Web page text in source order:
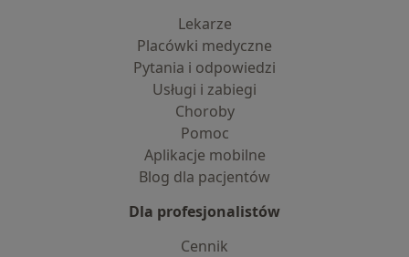
Lekarze
Placówki medyczne
Pytania i odpowiedzi
Usługi i zabiegi
Choroby
Pomoc
Aplikacje mobilne
Blog dla pacjentów
Dla profesjonalistów
Cennik